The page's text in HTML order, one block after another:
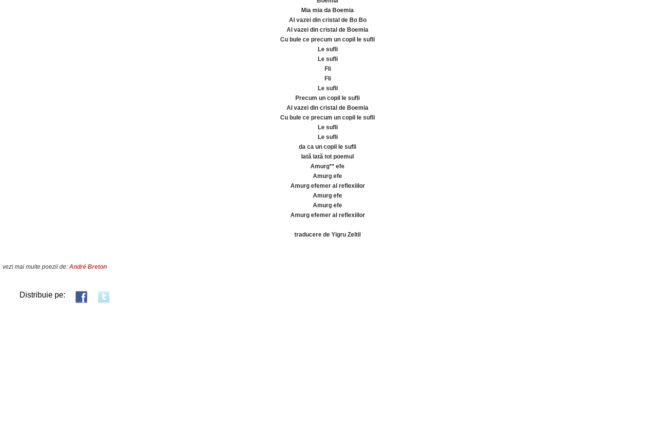
Mia mia da Boemia
Al vazei din cristal de Bo Bo
Al vazei din cristal de Boemia
Cu bule ce precum un copil le sufli
Le sufli
Le sufli
Fli
Fli
Le sufli
Precum un copil le sufli
Al vazei din cristal de Boemia
Cu bule ce precum un copil le sufli
Le sufli
Le sufli
da ca un copil le sufli
Iată iată tot poemul
Amurg** efe
Amurg efe
Amurg efemer al reflexiilor
Amurg efe
Amurg efe
Amurg efemer al reflexiilor
traducere de Yigru Zeltil
vezi mai multe poezii de: André Breton
Distribuie pe: